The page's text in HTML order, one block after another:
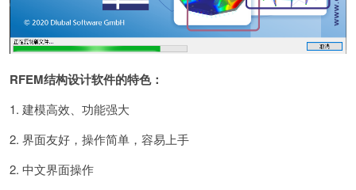
RFEM结构设计软件的特色：
1. 建模高效、功能强大
2. 界面友好，操作简单，容易上手
2. 中文界面操作